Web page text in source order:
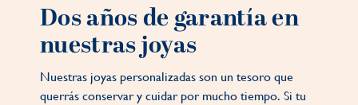
Dos años de garantía en
nuestras joyas
Nuestras joyas personalizadas son un tesoro que
querrás conservar y cuidar por mucho tiempo. Si tu